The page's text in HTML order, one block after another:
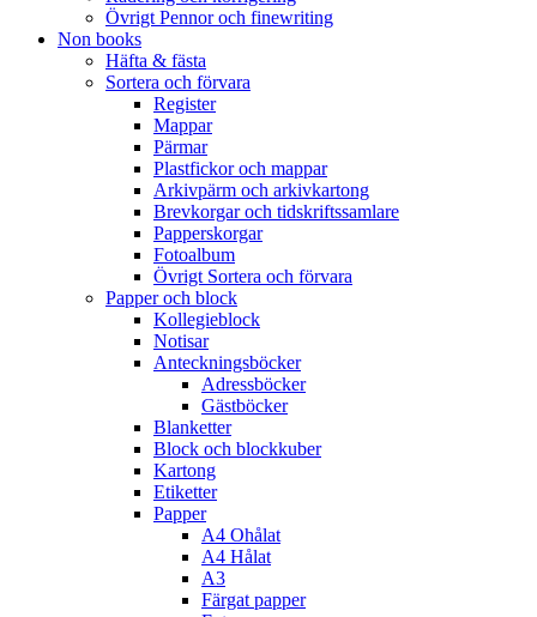
Övrigt Pennor och finewriting
Non books
Häfta & fästa
Sortera och förvara
Register
Mappar
Pärmar
Plastfickor och mappar
Arkivpärm och arkivkartong
Brevkorgar och tidskriftssamlare
Papperskorgar
Fotoalbum
Övrigt Sortera och förvara
Papper och block
Kollegieblock
Notisar
Anteckningsböcker
Adressböcker
Gästböcker
Blanketter
Block och blockkuber
Kartong
Etiketter
Papper
A4 Ohålat
A4 Hålat
A3
Färgat papper